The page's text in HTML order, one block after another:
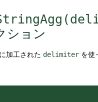
ション
加工された delimiter を使